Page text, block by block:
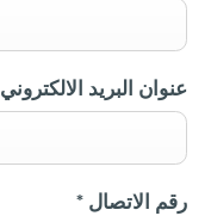
عنوان البريد الالكتروني
رقم الاتصال *